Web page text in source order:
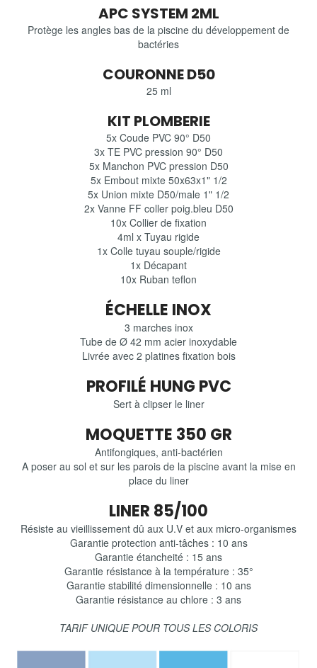
APC SYSTEM 2ML
Protège les angles bas de la piscine du développement de
bactéries
COURONNE D50
25 ml
KIT PLOMBERIE
5x Coude PVC 90° D50
3x TE PVC pression 90° D50
5x Manchon PVC pression D50
5x Embout mixte 50x63x1" 1/2
5x Union mixte D50/male 1" 1/2
2x Vanne FF coller poig.bleu D50
10x Collier de fixation
4ml x Tuyau rigide
1x Colle tuyau souple/rigide
1x Décapant
10x Ruban teflon
ÉCHELLE INOX
3 marches inox
Tube de Ø 42 mm acier inoxydable
Livrée avec 2 platines fixation bois
PROFILÉ HUNG PVC
Sert à clipser le liner
MOQUETTE 350 GR
Antifongiques, anti-bactérien
A poser au sol et sur les parois de la piscine avant la mise en
place du liner
LINER 85/100
Résiste au vieillissement dû aux U.V et aux micro-organismes
Garantie protection anti-tâches : 10 ans
Garantie étancheité : 15 ans
Garantie résistance à la température : 35°
Garantie stabilité dimensionnelle : 10 ans
Garantie résistance au chlore : 3 ans
TARIF UNIQUE POUR TOUS LES COLORIS